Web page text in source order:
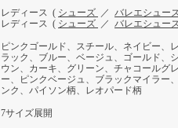
レディース ( シューズ ／ バレエシュー
レディース ( シューズ ／ バレエシュー
ピンクゴールド、スチール、ネイビー、
ラック、ブルー、ベージュ、ゴールド、
ウン、カーキ、グリーン、チャコールグ
ー、ピンクベージュ、ブラックマイラー
ンク、パイソン柄、レオパード柄
7サイズ展開